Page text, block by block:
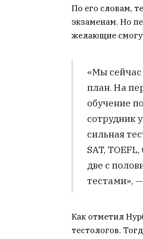
По его словам,
экзаменам. Но
желающие
«Мы
план. На
обучение
сотрудник
сильная
SAT,
две с
тестами»,
Как отметил
тестологов.